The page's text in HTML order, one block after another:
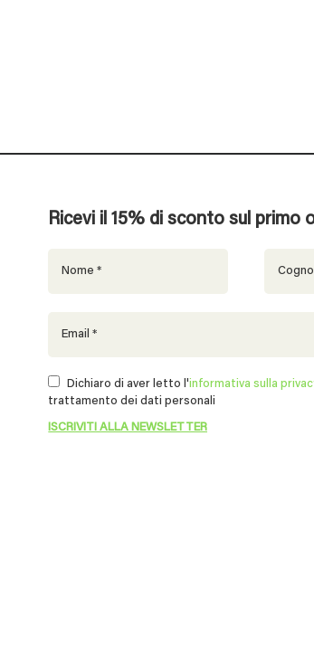
Ricevi il 15% di sconto sul primo
Dichiaro di aver letto l'informativa sulla
trattamento dei dati personali